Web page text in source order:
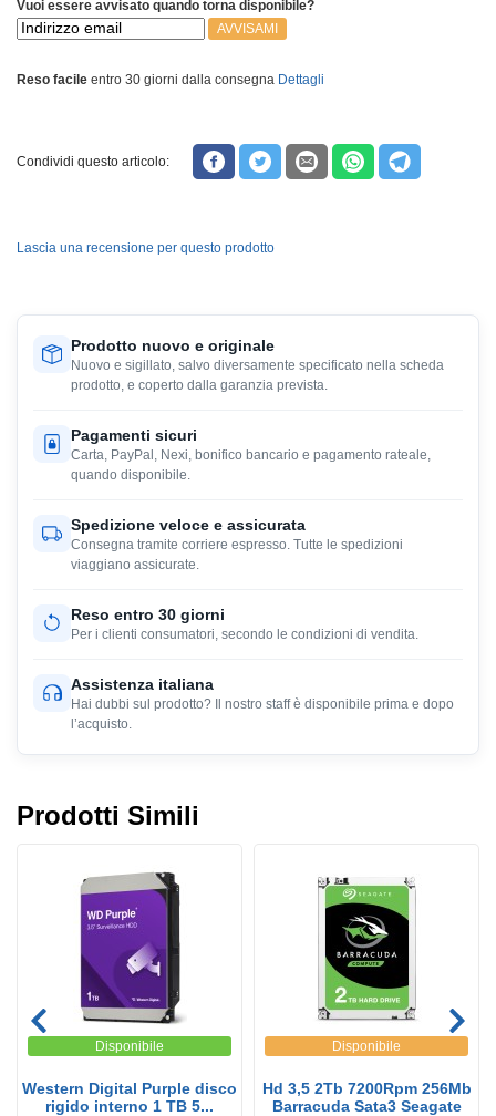
Vuoi essere avvisato quando torna disponibile?
AVVISAMI
Reso facile entro 30 giorni dalla consegna Dettagli
Condividi questo articolo:
Lascia una recensione per questo prodotto
Prodotto nuovo e originale
Nuovo e sigillato, salvo diversamente specificato nella scheda
prodotto, e coperto dalla garanzia prevista.
Pagamenti sicuri
Carta, PayPal, Nexi, bonifico bancario e pagamento rateale,
quando disponibile.
Spedizione veloce e assicurata
Consegna tramite corriere espresso. Tutte le spedizioni
viaggiano assicurate.
Reso entro 30 giorni
Per i clienti consumatori, secondo le condizioni di vendita.
Assistenza italiana
Hai dubbi sul prodotto? Il nostro staff è disponibile prima e dopo
l’acquisto.
Prodotti Simili
Disponibile
Western Digital Purple disco
rigido interno 1 TB 5...
Disponibile
Hd 3,5 2Tb 7200Rpm 256Mb
Barracuda Sata3 Seagate